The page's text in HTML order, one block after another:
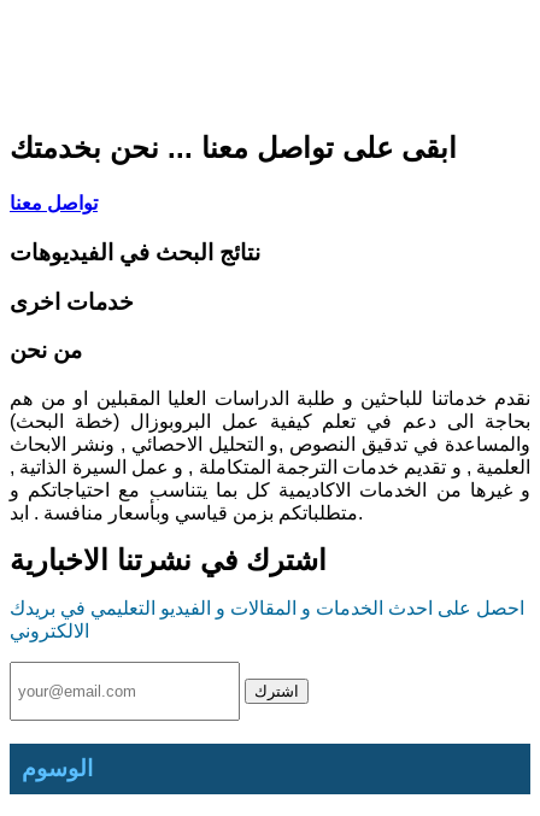
ابقى على تواصل معنا ... نحن بخدمتك
تواصل معنا
نتائج البحث في الفيديوهات
خدمات اخرى
من نحن
نقدم خدماتنا للباحثين و طلبة الدراسات العليا المقبلين او من هم
بحاجة الى دعم في تعلم كيفية عمل البروبوزال (خطة البحث)
والمساعدة في تدقيق النصوص ,و التحليل الاحصائي , ونشر الابحاث
العلمية , و تقديم خدمات الترجمة المتكاملة , و عمل السيرة الذاتية ,
و غيرها من الخدمات الاكاديمية كل بما يتناسب مع احتياجاتكم و
متطلباتكم بزمن قياسي وبأسعار منافسة . ابد.
اشترك في نشرتنا الاخبارية
احصل على احدث الخدمات و المقالات و الفيديو التعليمي في بريدك
الالكتروني
الوسوم